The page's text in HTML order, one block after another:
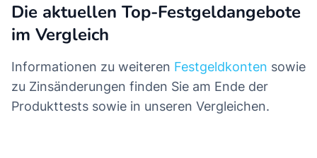
Die aktuellen Top-Festgeldangebote
im Vergleich
Informationen zu weiteren Festgeldkonten sowie
zu Zinsänderungen finden Sie am Ende der
Produkttests sowie in unseren Vergleichen.